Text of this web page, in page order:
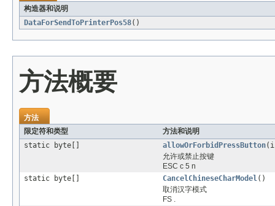
构造器和说明
DataForSendToPrinterPos58()
方法概要
方法
限定符和类型
方法和说明
static byte[]
allowOrForbidPressButton
允许或禁止按键
ESC c 5 n
static byte[]
CancelChineseCharModel()
取消汉字模式
FS .